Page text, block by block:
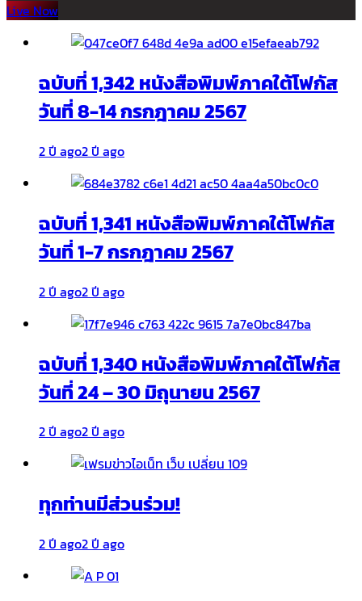
Live Now
ฉบับที่ 1,342 หนังสือพิมพ์ภาคใต้โฟกัส
วันที่ 8-14 กรกฎาคม 2567
2 ปี ago2 ปี ago
ฉบับที่ 1,341 หนังสือพิมพ์ภาคใต้โฟกัส
วันที่ 1-7 กรกฎาคม 2567
2 ปี ago2 ปี ago
ฉบับที่ 1,340 หนังสือพิมพ์ภาคใต้โฟกัส
วันที่ 24 – 30 มิถุนายน 2567
2 ปี ago2 ปี ago
ทุกท่านมีส่วนร่วม!
2 ปี ago2 ปี ago